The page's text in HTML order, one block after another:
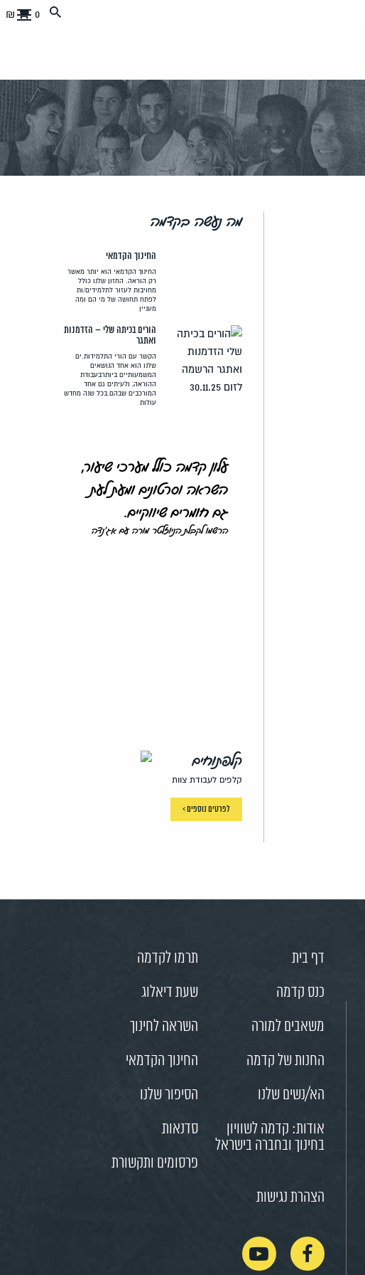
0 ₪
מה נעשה בקדמה
החינוך הקדמאי
החינוך הקדמאי הוא יותר מאשר
רק הוראה. החזון שלנו כולל
מחויבות לעזור לתלמידים/ות
לפתח תחושה של מי הם ומה
מעניין
הורים בכיתה שלי – הזדמנות
ואתגר
הקשר עם הורי התלמידות.ים
שלנו הוא אחד הנושאים
המשמעותיים ביותרבעבודת
ההוראה, ולעיתים גם אחד
המורכבים שבהם.בכל שנה מחדש
עולות
עלון קדמה כולל מערכי שיעור,
השראה וסרטונים ומעת לעת
גם חומרים שיווקיים.
הרשמו לקבלת הניוזלטר מורה עם אג'נדה
קלפתוחים
קלפים לעבודת צוות
לפרטים נוספים >
דף בית
תרמו לקדמה
כנס קדמה
שעת דיאלוג
משאבים למורה
השראה לחינוך
החנות של קדמה
החינוך הקדמאי
הא/נשים שלנו
הסיפור שלנו
אודות: קדמה לשוויון
בחינוך ובחברה בישראל
סדנאות
פרסומים ותקשורת
הצהרת נגישות